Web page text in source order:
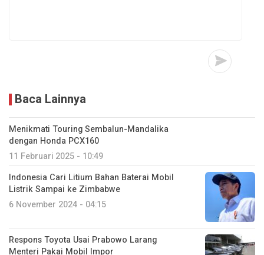
Baca Lainnya
Menikmati Touring Sembalun-Mandalika
dengan Honda PCX160
11 Februari 2025 - 10:49
Indonesia Cari Litium Bahan Baterai Mobil
Listrik Sampai ke Zimbabwe
6 November 2024 - 04:15
Respons Toyota Usai Prabowo Larang
Menteri Pakai Mobil Impor